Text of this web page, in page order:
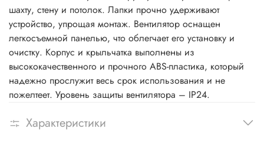
шахту, стену и потолок. Лапки прочно удерживают
устройство, упрощая монтаж. Вентилятор оснащен
легкосъемной панелью, что облегчает его установку и
очистку. Корпус и крыльчатка выполнены из
высококачественного и прочного ABS-пластика, который
надежно прослужит весь срок использования и не
пожелтеет. Уровень защиты вентилятора – IP24.
Характеристики